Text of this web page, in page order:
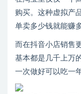
购买。这种虚拟产
单卖多少钱就能赚
而在抖音小店销售
基本都是几千上万
一次做好可以吃一